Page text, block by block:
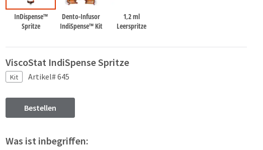
InDispense™
Spritze
Dento-Infusor
IndiSpense™ Kit
1,2 ml
Leerspritze
ViscoStat IndiSpense Spritze
Kit Artikel# 645
Bestellen
Was ist inbegriffen: